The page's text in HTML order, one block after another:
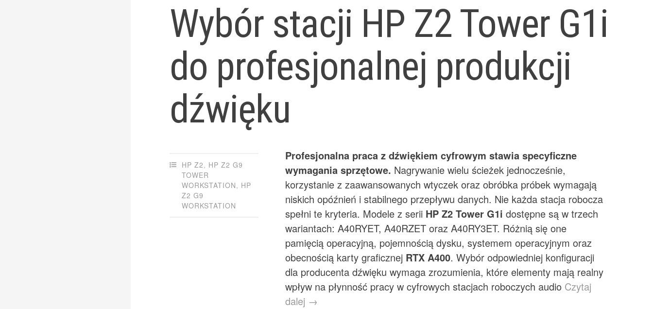
Wybór stacji HP Z2 Tower G1i
do profesjonalnej produkcji
dźwięku
HP Z2, HP Z2 G9
TOWER
WORKSTATION, HP
Z2 G9
WORKSTATION
Profesjonalna praca z dźwiękiem cyfrowym stawia specyficzne
wymagania sprzętowe. Nagrywanie wielu ścieżek jednocześnie,
korzystanie z zaawansowanych wtyczek oraz obróbka próbek wymagają
niskich opóźnień i stabilnego przepływu danych. Nie każda stacja robocza
spełni te kryteria. Modele z serii HP Z2 Tower G1i dostępne są w trzech
wariantach: A40RYET, A40RZET oraz A40RY3ET. Różnią się one
pamięcią operacyjną, pojemnością dysku, systemem operacyjnym oraz
obecnością karty graficznej RTX A400. Wybór odpowiedniej konfiguracji
dla producenta dźwięku wymaga zrozumienia, które elementy mają realny
wpływ na płynność pracy w cyfrowych stacjach roboczych audio Czytaj
dalej →